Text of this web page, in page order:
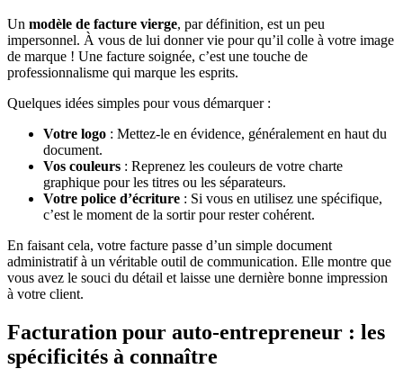
Un modèle de facture vierge, par définition, est un peu
impersonnel. À vous de lui donner vie pour qu’il colle à votre image
de marque ! Une facture soignée, c’est une touche de
professionnalisme qui marque les esprits.
Quelques idées simples pour vous démarquer :
Votre logo : Mettez-le en évidence, généralement en haut du
document.
Vos couleurs : Reprenez les couleurs de votre charte
graphique pour les titres ou les séparateurs.
Votre police d’écriture : Si vous en utilisez une spécifique,
c’est le moment de la sortir pour rester cohérent.
En faisant cela, votre facture passe d’un simple document
administratif à un véritable outil de communication. Elle montre que
vous avez le souci du détail et laisse une dernière bonne impression
à votre client.
Facturation pour auto-entrepreneur : les
spécificités à connaître